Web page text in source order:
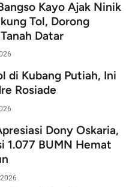
Kayo Ajak Ninik
Tol, Dorong
Datar
di Kubang Putiah, Ini
Rosiade
Dony Oskaria,
1.077 BUMN Hemat